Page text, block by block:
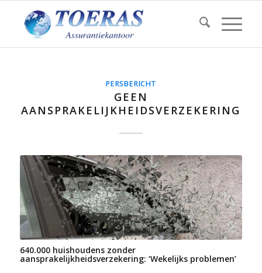
PERSBERICHT
GEEN
AANSPRAKELIJKHEIDSVERZEKERING
640.000 huishoudens zonder
aansprakelijkheidsverzekering: ‘Wekelijks problemen’